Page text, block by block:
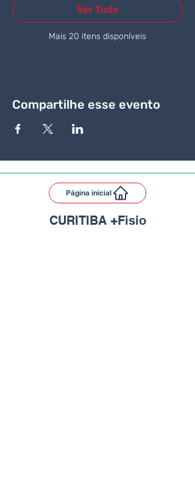
Mais 20 itens disponíveis
Ver Tudo
Compartilhe esse evento
Página inicial
CURITIBA +Fisio